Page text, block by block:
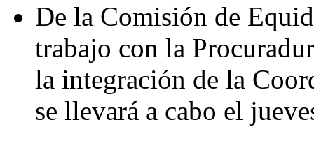
De la Comisión de
trabajo con la
la integración de la
se llevará a cabo el